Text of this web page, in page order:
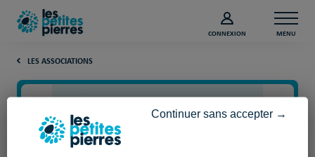
CONNEXION MENU
LES ASSOCIATIONS
Continuer sans accepter →